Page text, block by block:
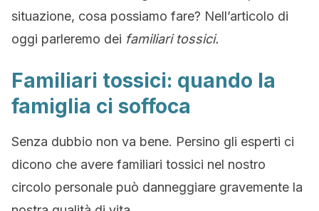
situazione, cosa possiamo fare? Nell’articolo di
oggi parleremo dei familiari tossici.
Familiari tossici: quando la
famiglia ci soffoca
Senza dubbio non va bene. Persino gli esperti ci
dicono che avere familiari tossici nel nostro
circolo personale può danneggiare gravemente la